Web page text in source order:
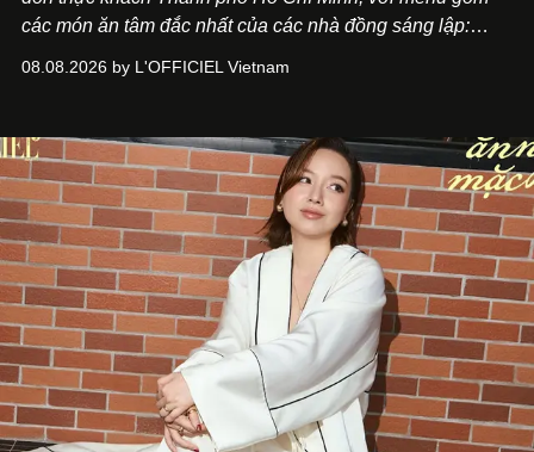
các món ăn tâm đắc nhất của các nhà đồng sáng lập:
món ăn đa dạng từ Á đến Âu nhanh chóng được yêu thích
mang đến niềm vui cho thực khách.
08.08.2026 by L'OFFICIEL Vietnam